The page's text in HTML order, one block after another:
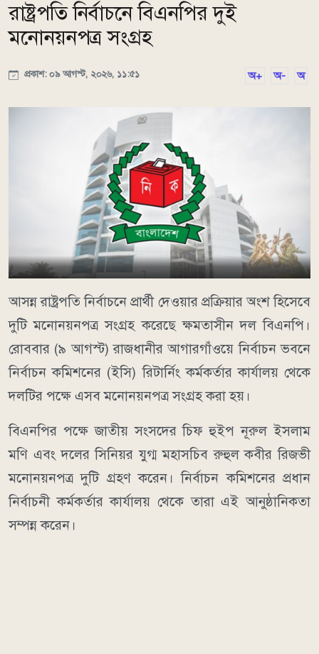
রাষ্ট্রপতি নির্বাচনে বিএনপির দুই
মনোনয়নপত্র সংগ্রহ
প্রকাশ: ০৯ আগস্ট, ২০২৬, ১১:৫১ অ+ অ- অ
আসন্ন রাষ্ট্রপতি নির্বাচনে প্রার্থী দেওয়ার প্রক্রিয়ার অংশ হিসেবে
দুটি মনোনয়নপত্র সংগ্রহ করেছে ক্ষমতাসীন দল বিএনপি।
রোববার (৯ আগস্ট) রাজধানীর আগারগাঁওয়ে নির্বাচন ভবনে
নির্বাচন কমিশনের (ইসি) রিটার্নিং কর্মকর্তার কার্যালয় থেকে
দলটির পক্ষে এসব মনোনয়নপত্র সংগ্রহ করা হয়।
বিএনপির পক্ষে জাতীয় সংসদের চিফ হুইপ নূরুল ইসলাম
মণি এবং দলের সিনিয়র যুগ্ম মহাসচিব রুহুল কবীর রিজভী
মনোনয়নপত্র দুটি গ্রহণ করেন। নির্বাচন কমিশনের প্রধান
নির্বাচনী কর্মকর্তার কার্যালয় থেকে তারা এই আনুষ্ঠানিকতা
সম্পন্ন করেন।